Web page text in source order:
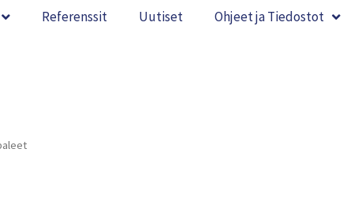
Referenssit Uutiset Ohjeet ja Tiedostot